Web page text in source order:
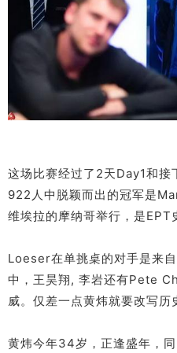
这场比赛经过了2天Day1和
922人中脱颖而出的冠军是
维埃拉的摩纳哥举行，是EPT
Loeser在单挑桌的对手是来
中，王昊翔, 李岩还有Pete
威。仅差一点黄炜就要改写历
黄炜今年34岁，正逢盛年，